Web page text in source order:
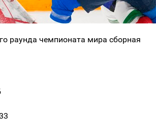
раунда чемпионата мира сборная